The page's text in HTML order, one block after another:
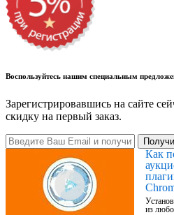
Воспользуйтесь нашим специальным
Зарегистрировавшись на сайте
скидку на первый заказ.
Как
из